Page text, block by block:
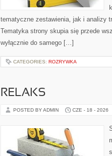
tematyczne zestawienia, jak i analizy
Tematyka strony skupia się przede
wyłącznie do samego […]
CATEGORIES: ROZRYWKA
RELAKS
POSTED BY ADMIN CZE - 18 - 2026